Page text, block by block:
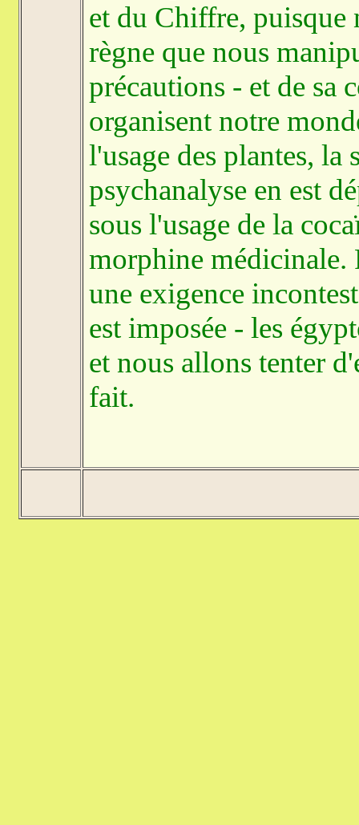
et du Chiffre, puisque
règne que nous
précautions - et de sa
organisent notre
l'usage des plantes, la
psychanalyse en est
sous l'usage de la
morphine médicinale.
une exigence
est imposée - les
et nous allons tenter
fait.